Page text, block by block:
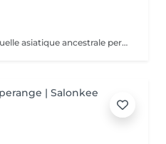
Technique 6D issue d'une gestuelle asiatique ancestrale permettant de restructurer vos sourcils pour un résultat poil à poil plus vrai que nature Prenez rendez vous avec notre experte pour conseils et devis personnalisés.